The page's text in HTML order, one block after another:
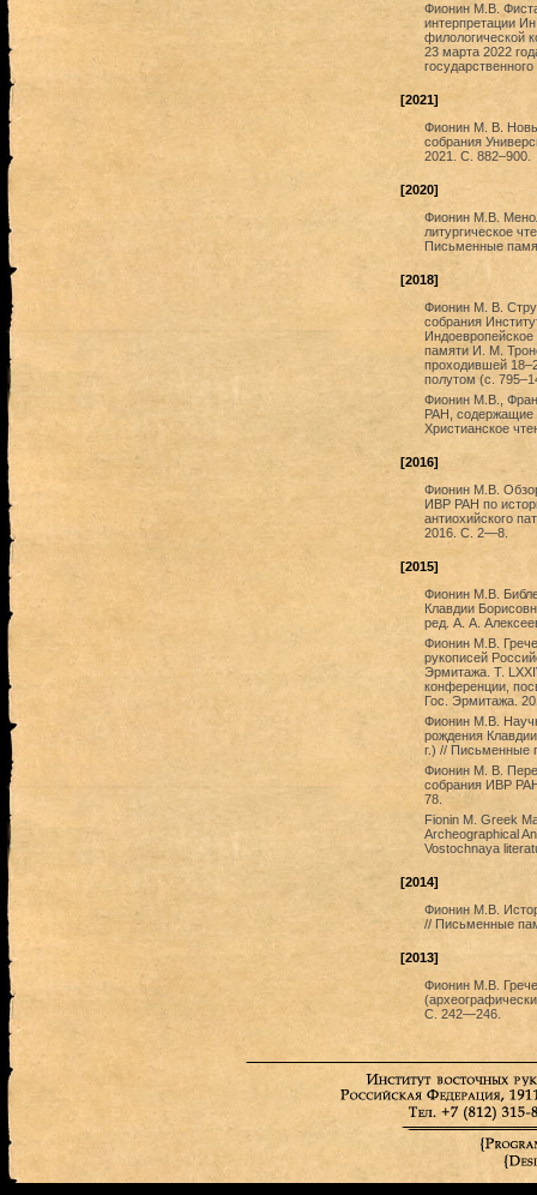
Фионин М.В.
интерпретации
филологической
23 марта 2022
[2021]
Фионин М. В.
собрания
2021. С. 882–900.
[2020]
Фионин М.В.
литургическое
Письменные
[2018]
Фионин М. В.
собрания
Индоевропейское
памяти И. М.
проходившей
полутом (с.
Фионин М.В.,
РАН, содержащие
Христианское
[2016]
Фионин М.В.
ИВР РАН по
антиохийского
2016. С. 2—8.
[2015]
Фионин М.В.
Клавдии
ред. А. А.
Фионин М.В.
рукописей
Эрмитажа. Т.
конференции,
Гос. Эрмитажа.
Фионин М.В.
рождения
г.) // Письменные
Фионин М. В.
собрания ИВР
78.
Fionin M. Greek
Archeographical
Vostochnaya
[2014]
Фионин М.В.
// Письменные
[2013]
Фионин М.В.
С. 242—246.